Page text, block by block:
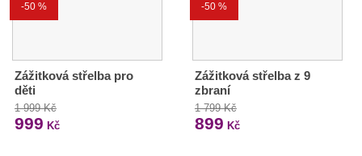
-50 %
Zážitková střelba pro
děti
1 999 Kč
999 Kč
-50 %
Zážitková střelba z 9
zbraní
1 799 Kč
899 Kč